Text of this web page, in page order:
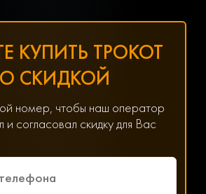
с любым дизайном.
ЕВА коврики для Geely
- 2016), оформите заявку,
на нашем сайте.
в подборе товаров? Наш
на связи! Позвоните по телефону
8(495) 445-55-08 или напишите в
Viber или Telegram. Менеджер
вопрос, связанный с
КУПИТЬ ТРОКОТ
СКИДКОЙ
номер, чтобы наш оператор
и согласовал скидку для Вас